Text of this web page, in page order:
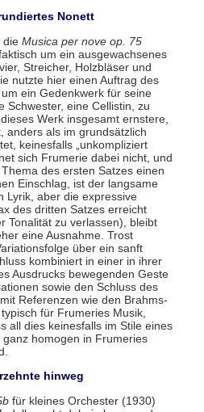
Nonett
die Musica per nove op. 75
um ein ausgewachsenes
Streicher, Holzbläser und
nutzte hier einen Auftrag des
ein Gedenkwerk für seine
Schwester, eine Cellistin, zu
Werk insgesamt ernstere,
anders als im grundsätzlich
keinesfalls „unkompliziert
sich Frumerie dabei nicht, und
des ersten Satzes einen
Einschlag, ist der langsame
Lyrik, aber die expressive
des dritten Satzes erreicht
Tonalität zu verlassen), bleibt
eine Ausnahme. Trost
über ein sanft
kombiniert in einer in ihrer
Ausdrucks bewegenden Geste
sowie den Schluss des
Referenzen wie den Brahms-
für Frumeries Musik,
all dies keinesfalls im Stile eines
homogen in Frumeries
hinweg
für kleines Orchester (1930)